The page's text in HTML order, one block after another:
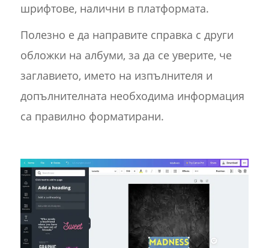
шрифтове, налични в платформата.
Полезно е да направите справка с други
обложки на албуми, за да се уверите, че
заглавието, името на изпълнителя и
допълнителната необходима информация
са правилно форматирани.